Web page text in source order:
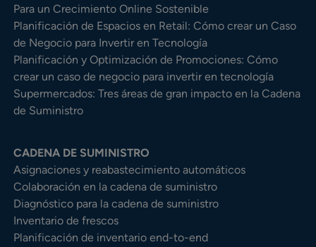
Para un Crecimiento Online Sostenible
Planificación de Espacios en Retail: Cómo crear un Caso
de Negocio para Invertir en Tecnología
Planificación y Optimización de Promociones: Cómo
crear un caso de negocio para invertir en tecnología
Supermercados: Tres áreas de gran impacto en la Cadena
de Suministro
CADENA DE SUMINISTRO
Asignaciones y reabastecimiento automáticos
Colaboración en la cadena de suministro
Diagnóstico para la cadena de suministro
Inventario de frescos
Planificación de inventario end-to-end